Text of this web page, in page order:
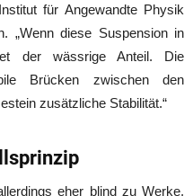
für Angewandte Physik
„Wenn diese Suspension in
der wässrige Anteil. Die
Brücken zwischen den
zusätzliche Stabilität.“
eher blind zu Werke.